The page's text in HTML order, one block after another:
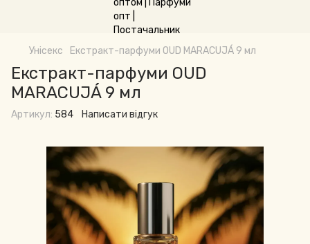
Унісекс Екстракт-парфуми OUD MARACUJÁ 9 мл
Екстракт-парфуми OUD
MARACUJÁ 9 мл
Артикул: 584 Написати відгук